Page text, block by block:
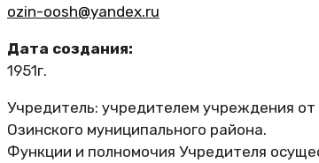
ozin-oosh@yandex.ru
Дата создания:
1951г.
Учредитель: учредителем учреждения
Озинского муниципального района.
Функции и полномочия Учредителя